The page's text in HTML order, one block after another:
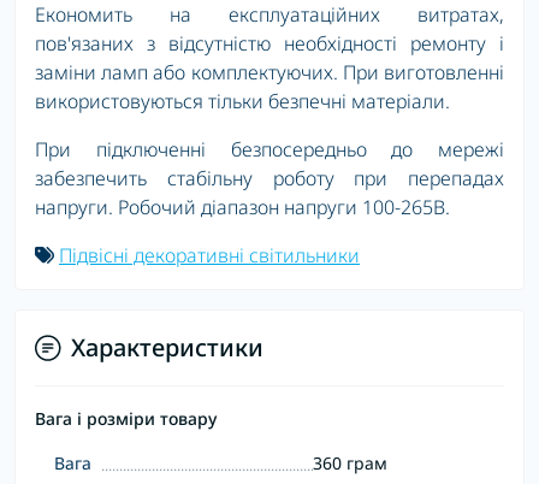
Економить на експлуатаційних витратах,
пов'язаних з відсутністю необхідності ремонту і
заміни ламп або комплектуючих. При виготовленні
використовуються тільки безпечні матеріали.
При підключенні безпосередньо до мережі
забезпечить стабільну роботу при перепадах
напруги. Робочий діапазон напруги 100-265В.
Підвісні декоративні світильники
Характеристики
Вага і розміри товару
Вага
360 грам